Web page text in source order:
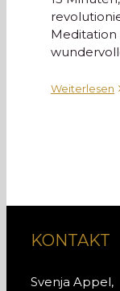
Meditation
Weiterlesen
KONTAKT
Svenja Appel,